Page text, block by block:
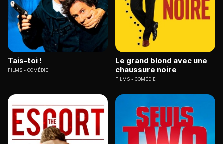
Tais-toi !
FILMS COMÉDIE
Le grand blond avec une
chaussure noire
FILMS COMÉDIE